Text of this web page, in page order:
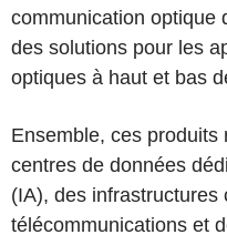
communication optique
des solutions pour les
optiques à haut et bas
Ensemble, ces
centres de données
(IA), des infrastructures
télécommunications et